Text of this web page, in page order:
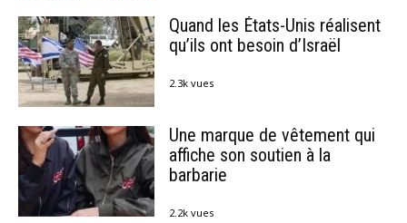
Quand les États-Unis réalisent
qu’ils ont besoin d’Israël
2.3k vues
Une marque de vêtement qui
affiche son soutien à la
barbarie
2.2k vues